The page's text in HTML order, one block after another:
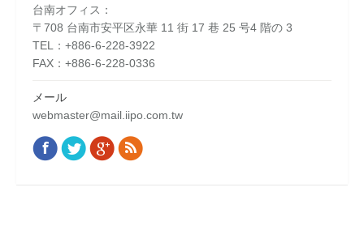
台南オフィス：
〒708 台南市安平区永華 11 街 17 巷 25 号4 階の 3
TEL：+886-6-228-3922
FAX：+886-6-228-0336
メール
webmaster@mail.iipo.com.tw
Find us on:
Facebook
TwitterGoogle+
Rss